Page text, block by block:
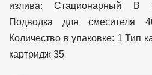
излива: Стационарный В
Подводка для смесителя
Количество в упаковке: 1 Тип
картридж 35